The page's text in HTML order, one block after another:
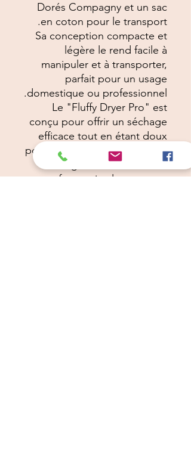
Dorés Compagny et un sac
en coton pour le transport.
Sa conception compacte et
légère le rend facile à
manipuler et à transporter,
parfait pour un usage
domestique ou professionnel.
Le "Fluffy Dryer Pro" est
conçu pour offrir un séchage
efficace tout en étant doux
pour les animaux sensibles au
bruit, garantissant ainsi un
confort optimal pour votre